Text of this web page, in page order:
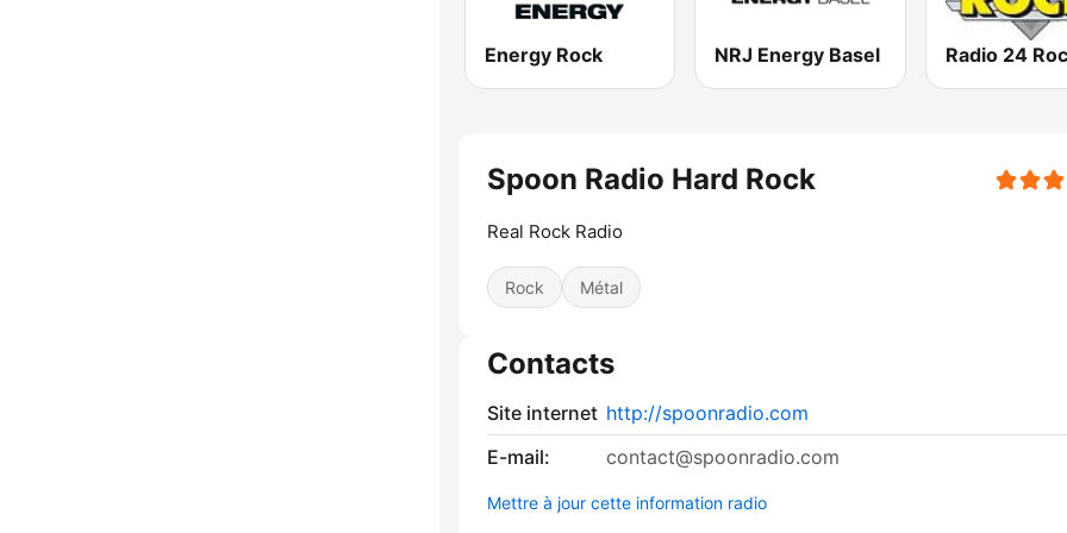
Energy Rock NRJ Energy Basel Radio 24
Spoon Radio Hard Rock
Real Rock Radio
Rock Métal
Contacts
Site internet http://spoonradio.com
E-mail:
contact@spoonradio.com
Mettre à jour cette information radio